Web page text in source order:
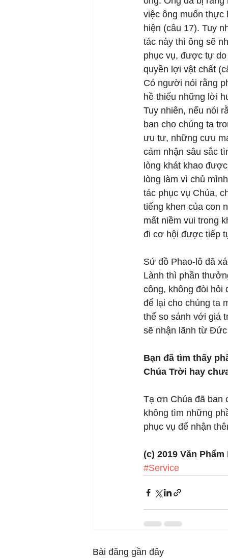
việc ông muốn thực
hiện (câu 17). Tuy
tác này thì ông sẽ
phục vụ, được tự
quyền lợi vật chất
Có người nói rằng
hề thiếu những lời
Tuy nhiên, nếu nói
ban cho chúng ta
ưu tư, những cưu
cảm nhận sâu sắc
lòng khát khao
lòng làm vì chủ
tác phục vụ Chúa,
tiếng khen của con
mất niềm vui trong
đi cơ hội được tiếp
Sứ đồ Phao-lô đã
Lành thì phần
công, không đòi hỏi
để lại cho chúng ta
thể so sánh với giá
sẽ nhận lãnh từ
Bạn đã tìm thấy
Chúa Trời hay
Tạ ơn Chúa đã ban
không tìm những
phục vụ để nhận
(c) 2019 Văn
#Service
Bài đăng gần đây